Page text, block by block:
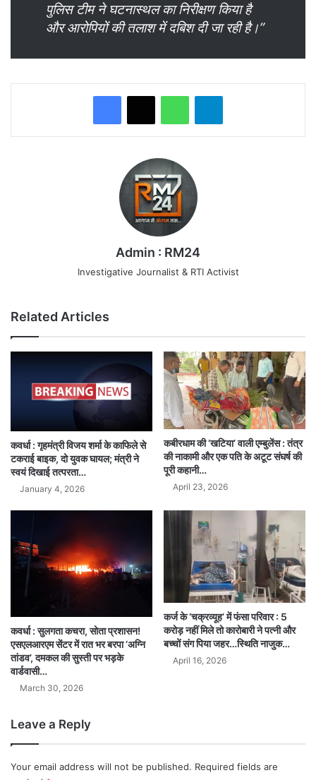
पुलिस टीम ने घटनास्थल का निरीक्षण किया है
और आरोपियों की तलाश में दबिश दी जा रही है।”
WhatsAppTelegram
Admin : RM24
Investigative Journalist & RTI Activist
Related Articles
कवर्धा : गृहमंत्री विजय शर्मा के काफिले से
टकराई बाइक, दो युवक घायल; मंत्री ने
स्वयं दिखाई तत्परता…
January 4, 2026
कबीरधाम की ‘खटिया’ वाली एम्बुलेंस : तंत्र
की नाकामी और एक पति के अटूट संघर्ष की
पूरी कहानी…
April 23, 2026
कवर्धा : सुलगता कचरा, सोता प्रशासन!
एसएलआरएम सेंटर में रात भर बरपा ‘अग्नि
तांडव’, दमकल की सुस्ती पर भड़के
वार्डवासी…
March 30, 2026
कर्ज के ‘चक्रव्यूह’ में फंसा परिवार : 5
करोड़ नहीं मिले तो कारोबारी ने पत्नी और
बच्चों संग पिया जहर…स्थिति नाजुक…
April 16, 2026
Leave a Reply
Your email address will not be published. Required fields are